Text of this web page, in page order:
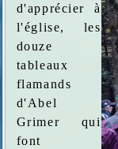
d'apprécier à
l'église, les
douze
tableaux
flamands
d'Abel
Grimer qui
font